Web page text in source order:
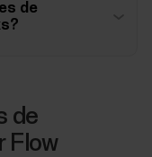
de
de
Flow